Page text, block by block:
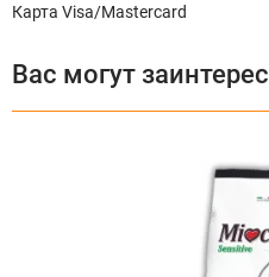
Карта Visa/Mastercard
Вас могут